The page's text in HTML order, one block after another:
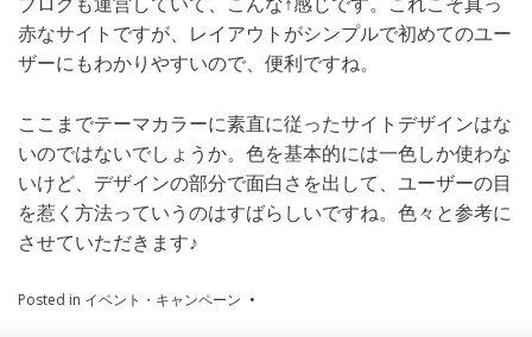
赤なサイトですが、レイアウトがシンプルで初めてのユー
ザーにもわかりやすいので、便利ですね。
ここまでテーマカラーに素直に従ったサイトデザインはな
いのではないでしょうか。色を基本的には一色しか使わな
いけど、デザインの部分で面白さを出して、ユーザーの目
を惹く方法っていうのはすばらしいですね。色々と参考に
させていただきます♪
Posted in イベント・キャンペーン